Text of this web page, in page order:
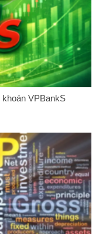
VPBankS